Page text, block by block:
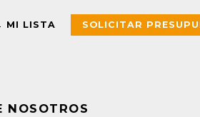
MI LISTA SOLICITAR
NOSOTROS